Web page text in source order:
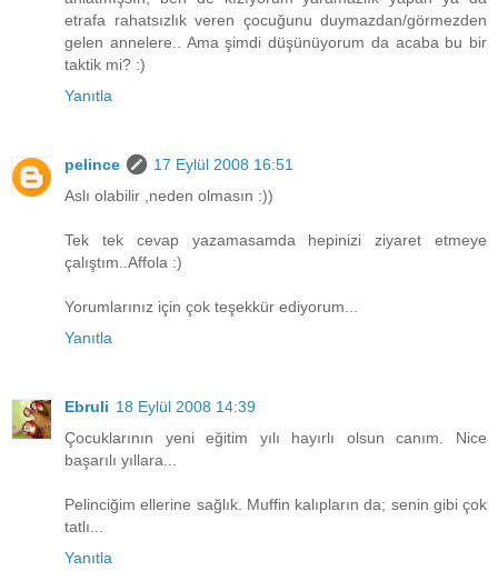
etrafa rahatsızlık veren çocuğunu duymazdan/görmezden
gelen annelere.. Ama şimdi düşünüyorum da acaba bu bir
taktik mi? :)
Yanıtla
pelince
17 Eylül 2008 16:51
Aslı olabilir ,neden olmasın :))
Tek tek cevap yazamasamda hepinizi ziyaret etmeye
çalıştım..Affola :)
Yorumlarınız için çok teşekkür ediyorum...
Yanıtla
Ebruli 18 Eylül 2008 14:39
Çocuklarının yeni eğitim yılı hayırlı olsun canım. Nice
başarılı yıllara...
Pelinciğim ellerine sağlık. Muffin kalıpların da; senin gibi çok
tatlı...
Yanıtla